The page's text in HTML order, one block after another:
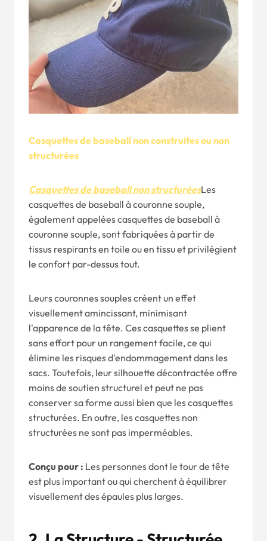
Casquettes de baseball non construites ou non
structurées
Casquettes de baseball non structuréesLes
casquettes de baseball à couronne souple,
également appelées casquettes de baseball à
couronne souple, sont fabriquées à partir de
tissus respirants en toile ou en tissu et privilégient
le confort par-dessus tout.
Leurs couronnes souples créent un effet
visuellement amincissant, minimisant
l'apparence de la tête. Ces casquettes se plient
sans effort pour un rangement facile, ce qui
élimine les risques d'endommagement dans les
sacs. Toutefois, leur silhouette décontractée offre
moins de soutien structurel et peut ne pas
conserver sa forme aussi bien que les casquettes
structurées. En outre, les casquettes non
structurées ne sont pas imperméables.
Conçu pour : Les personnes dont le tour de tête
est plus important ou qui cherchent à équilibrer
visuellement des épaules plus larges.